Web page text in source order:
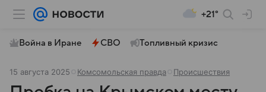
+21°
Война в Иране СВО Топливный кризис
15 августа 2025 Комсомольская правда Происшествия